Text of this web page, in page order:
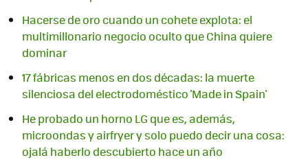
Hacerse de oro cuando un cohete explota: el
multimillonario negocio oculto que China quiere
dominar
17 fábricas menos en dos décadas: la muerte
silenciosa del electrodoméstico 'Made in Spain'
He probado un horno LG que es, además,
microondas y airfryer y solo puedo decir una cosa:
ojalá haberlo descubierto hace un año